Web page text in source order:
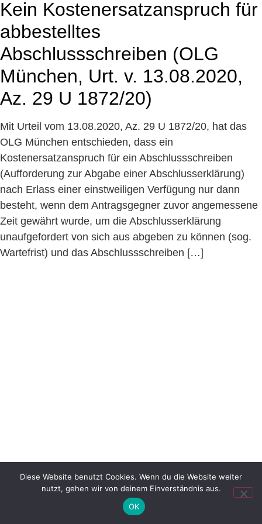
Kein Kostenersatzanspruch für
abbestelltes
Abschlussschreiben (OLG
München, Urt. v. 13.08.2020,
Az. 29 U 1872/20)
Mit Urteil vom 13.08.2020, Az. 29 U 1872/20, hat das
OLG München entschieden, dass ein
Kostenersatzanspruch für ein Abschlussschreiben
(Aufforderung zur Abgabe einer Abschlusserklärung)
nach Erlass einer einstweiligen Verfügung nur dann
besteht, wenn dem Antragsgegner zuvor angemessene
Zeit gewährt wurde, um die Abschlusserklärung
unaufgefordert von sich aus abgeben zu können (sog.
Wartefrist) und das Abschlussschreiben […]
Diese Website benutzt Cookies. Wenn du die Website weiter
nutzt, gehen wir von deinem Einverständnis aus.
OK